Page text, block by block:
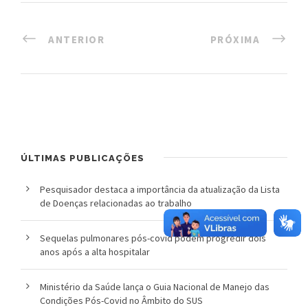
ANTERIOR PRÓXIMA
ÚLTIMAS PUBLICAÇÕES
Pesquisador destaca a importância da atualização da Lista
de Doenças relacionadas ao trabalho
Sequelas pulmonares pós-covid podem progredir dois
anos após a alta hospitalar
Ministério da Saúde lança o Guia Nacional de Manejo das
Condições Pós-Covid no Âmbito do SUS